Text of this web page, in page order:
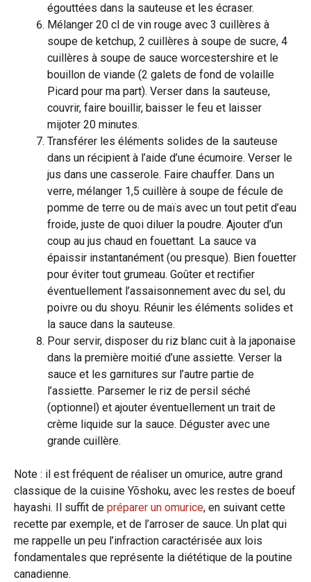
égouttées dans la sauteuse et les écraser.
Mélanger 20 cl de vin rouge avec 3 cuillères à
soupe de ketchup, 2 cuillères à soupe de sucre, 4
cuillères à soupe de sauce worcestershire et le
bouillon de viande (2 galets de fond de volaille
Picard pour ma part). Verser dans la sauteuse,
couvrir, faire bouillir, baisser le feu et laisser
mijoter 20 minutes.
Transférer les éléments solides de la sauteuse
dans un récipient à l’aide d’une écumoire. Verser le
jus dans une casserole. Faire chauffer. Dans un
verre, mélanger 1,5 cuillère à soupe de fécule de
pomme de terre ou de maïs avec un tout petit d’eau
froide, juste de quoi diluer la poudre. Ajouter d’un
coup au jus chaud en fouettant. La sauce va
épaissir instantanément (ou presque). Bien fouetter
pour éviter tout grumeau. Goûter et rectifier
éventuellement l’assaisonnement avec du sel, du
poivre ou du shoyu. Réunir les éléments solides et
la sauce dans la sauteuse.
Pour servir, disposer du riz blanc cuit à la japonaise
dans la première moitié d’une assiette. Verser la
sauce et les garnitures sur l’autre partie de
l’assiette. Parsemer le riz de persil séché
(optionnel) et ajouter éventuellement un trait de
crème liquide sur la sauce. Déguster avec une
grande cuillère.
Note : il est fréquent de réaliser un omurice, autre grand
classique de la cuisine Yõshoku, avec les restes de boeuf
hayashi. Il suffit de préparer un omurice, en suivant cette
recette par exemple, et de l’arroser de sauce. Un plat qui
me rappelle un peu l’infraction caractérisée aux lois
fondamentales que représente la diététique de la poutine
canadienne.